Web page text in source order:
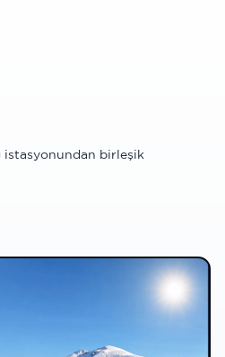
birleşik